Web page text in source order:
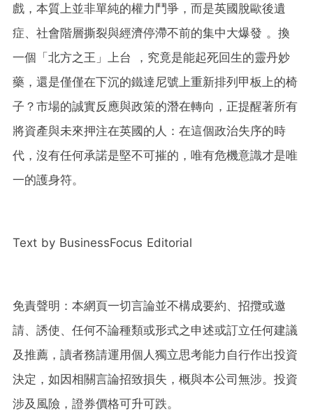
戲，本質上並非單純的權力鬥爭，而是英國脫歐後遺
症、社會階層撕裂與經濟停滯不前的集中大爆發 。換
一個「北方之王」上台 ，究竟是能起死回生的靈丹妙
藥，還是僅僅在下沉的鐵達尼號上重新排列甲板上的椅
子？市場的誠實反應與政策的潛在轉向，正提醒著所有
將資產與未來押注在英國的人：在這個政治失序的時
代，沒有任何承諾是堅不可摧的，唯有危機意識才是唯
一的護身符。
Text by BusinessFocus Editorial
免責聲明：本網頁一切言論並不構成要約、招攬或邀
請、誘使、任何不論種類或形式之申述或訂立任何建議
及推薦，讀者務請運用個人獨立思考能力自行作出投資
決定，如因相關言論招致損失，概與本公司無涉。投資
涉及風險，證券價格可升可跌。